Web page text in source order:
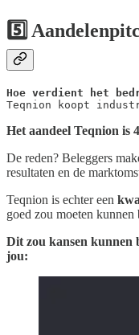
5️⃣
Hoe verdient het
Teqnion koopt
Het aandeel Teqnion is
De reden? Beleggers
resultaten en de
Teqnion is echter een
goed zou moeten
Dit zou kansen kunnen
jou: